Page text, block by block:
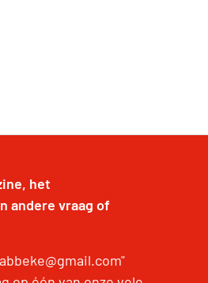
het
andere vraag of